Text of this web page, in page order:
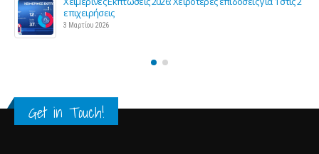
Προς μείωση της προκαταβολής φόρου για επαγγελματίες
και επιχειρήσεις
25 Φεβρουαρίου 2026
Get in Touch!